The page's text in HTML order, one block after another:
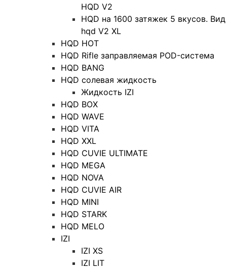
HQD V2
HQD на 1600 затяжек 5 вкусов. Вид
hqd V2 XL
HQD HOT
HQD Rifle заправляемая POD-система
HQD BANG
HQD солевая жидкость
Жидкость IZI
HQD BOX
HQD WAVE
HQD VITA
HQD XXL
HQD CUVIE ULTIMATE
HQD MEGA
HQD NOVA
HQD CUVIE AIR
HQD MINI
HQD STARK
HQD MELO
IZI
IZI XS
IZI LIT